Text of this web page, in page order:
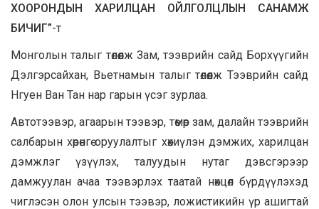
ХООРОНДЫН ХАРИЛЦАН ОЙЛГОЛЦЛЫН САНАМЖ
БИЧИГ”-т
Монголын талыг төлөөлж Зам, тээврийн сайд Борхүүгийн
Дэлгэрсайхан, Вьетнамын талыг төлөөлж Тээврийн сайд
Нгуен Ван Тан нар гарын үсэг зурлаа.
Автотээвэр, агаарын тээвэр, төмөр зам, далайн тээврийн
салбарын хөрөнгө оруулалтыг хөхиүлэн дэмжих, харилцан
дэмжлэг үзүүлэх, талуудын нутаг дэвсгэрээр
дамжуулан ачаа тээвэрлэх таатай нөхцөл бүрдүүлэхэд
чиглэсэн олон улсын тээвэр, ложистикийн үр ашигтай